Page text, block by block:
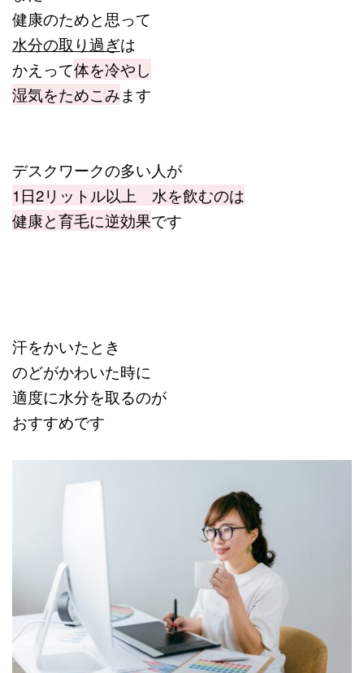
健康のためと思って
水分の取り過ぎは
かえって体を冷やし
湿気をためこみます
デスクワークの多い人が
1日2リットル以上 水を飲むのは
健康と育毛に逆効果です
汗をかいたとき
のどがかわいた時に
適度に水分を取るのが
おすすめです